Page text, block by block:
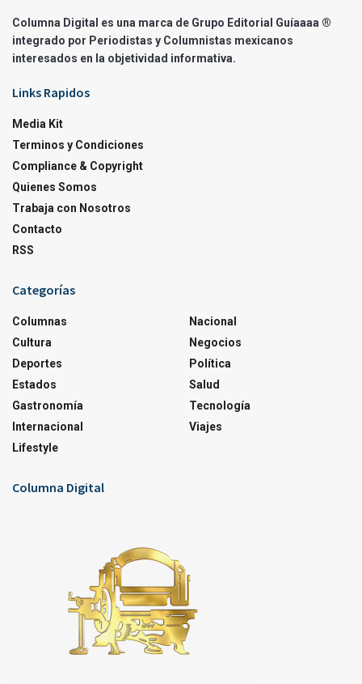
Columna Digital es una marca de Grupo Editorial Guíaaaa ®
integrado por Periodistas y Columnistas mexicanos
interesados en la objetividad informativa.
Links Rapidos
Media Kit
Terminos y Condiciones
Compliance & Copyright
Quienes Somos
Trabaja con Nosotros
Contacto
RSS
Categorías
Columnas
Cultura
Deportes
Estados
Gastronomía
Internacional
Lifestyle
Nacional
Negocios
Política
Salud
Tecnología
Viajes
Columna Digital